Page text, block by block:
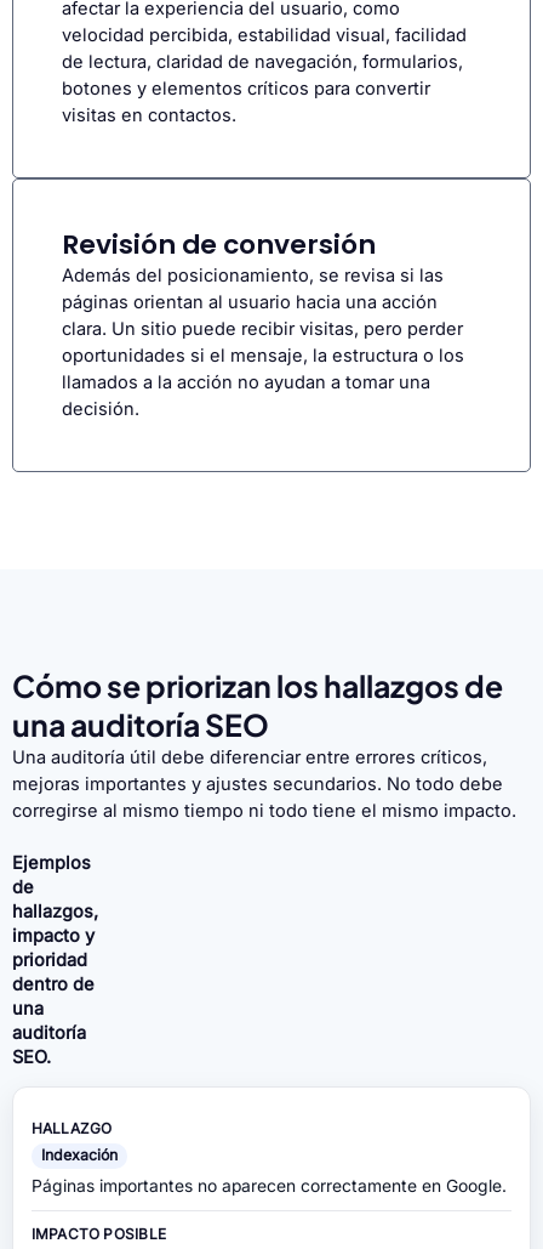
afectar la experiencia del usuario, como
velocidad percibida, estabilidad visual, facilidad
de lectura, claridad de navegación, formularios,
botones y elementos críticos para convertir
visitas en contactos.
Revisión de conversión
Además del posicionamiento, se revisa si las
páginas orientan al usuario hacia una acción
clara. Un sitio puede recibir visitas, pero perder
oportunidades si el mensaje, la estructura o los
llamados a la acción no ayudan a tomar una
decisión.
Cómo se priorizan los hallazgos de
una auditoría SEO
Una auditoría útil debe diferenciar entre errores críticos,
mejoras importantes y ajustes secundarios. No todo debe
corregirse al mismo tiempo ni todo tiene el mismo impacto.
Ejemplos
de
hallazgos,
impacto y
prioridad
dentro de
una
auditoría
SEO.
Indexación
Páginas importantes no aparecen correctamente en Google.